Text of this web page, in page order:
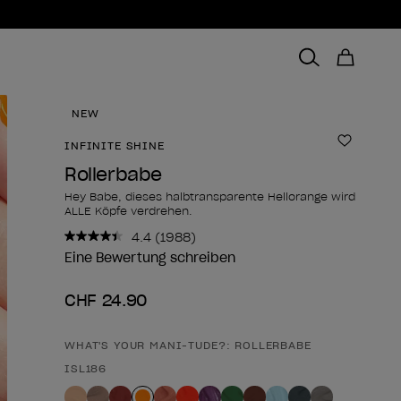
NEW
INFINITE SHINE Zur
Rollerbabe
Hey Babe, dieses halbtransparente Hellorange wird
ALLE Köpfe verdrehen.
4.4 1988
Bewertungen
lesen..
(1988)
Eine Bewertung schreiben
CHF 24.90
Form des Produkts
WHAT'S YOUR MANI-TUDE?: ROLLERBABE
ISL186